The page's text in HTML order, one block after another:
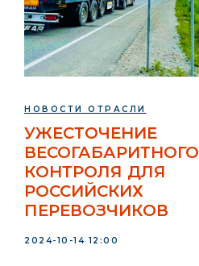
НОВОСТИ ОТРАСЛИ
УЖЕСТОЧЕНИЕ
ВЕСОГАБАРИТНОГО
КОНТРОЛЯ ДЛЯ
РОССИЙСКИХ
ПЕРЕВОЗЧИКОВ
2024-10-14 12:00